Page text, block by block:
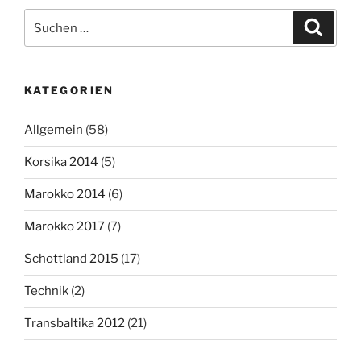
nach:
KATEGORIEN
Allgemein (58)
Korsika 2014 (5)
Marokko 2014 (6)
Marokko 2017 (7)
Schottland 2015 (17)
Technik (2)
Transbaltika 2012 (21)